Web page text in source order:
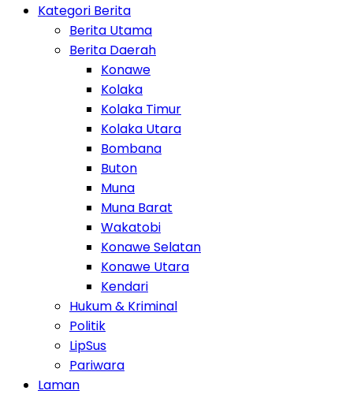
Kategori Berita
Berita Utama
Berita Daerah
Konawe
Kolaka
Kolaka Timur
Kolaka Utara
Bombana
Buton
Muna
Muna Barat
Wakatobi
Konawe Selatan
Konawe Utara
Kendari
Hukum & Kriminal
Politik
LipSus
Pariwara
Laman